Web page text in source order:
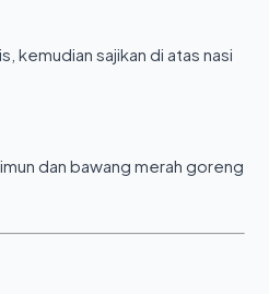
kemudian sajikan di atas nasi
dan bawang merah goreng